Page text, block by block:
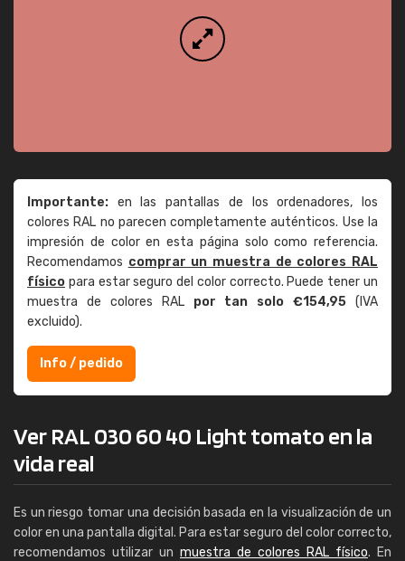
Importante: en las pantallas de los ordenadores, los
colores RAL no parecen completamente auténticos. Use la
impresión de color en esta página solo como referencia.
Recomendamos comprar un muestra de colores RAL
físico para estar seguro del color correcto. Puede tener un
muestra de colores RAL por tan solo €154,95 (IVA
excluido).
Info / pedido
Ver RAL 030 60 40 Light tomato en la
vida real
Es un riesgo tomar una decisión basada en la visualización de un
color en una pantalla digital. Para estar seguro del color correcto,
recomendamos utilizar un muestra de colores RAL físico. En